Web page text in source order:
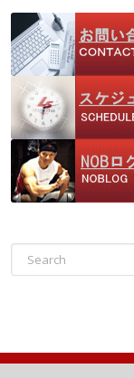
b
o
o
k
e
n
g